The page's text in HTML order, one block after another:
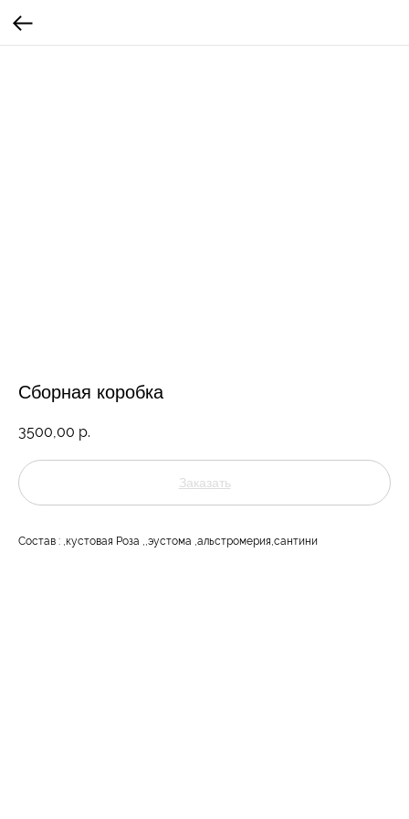
Сборная коробка
3500,00 р.
Заказать
Состав : ,кустовая Роза ,,эустома ,альстромерия,сантини